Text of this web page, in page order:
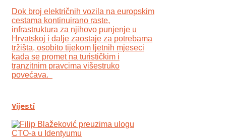
Dok broj električnih vozila na europskim
cestama kontinuirano raste,
infrastruktura za njihovo punjenje u
Hrvatskoj i dalje zaostaje za potrebama
tržišta, osobito tijekom ljetnih mjeseci
kada se promet na turističkim i
tranzitnim pravcima višestruko
povećava.
Vijesti